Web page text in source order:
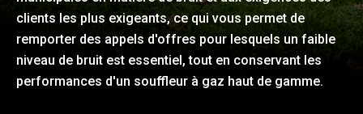
clients les plus exigeants, ce qui vous permet de
remporter des appels d'offres pour lesquels un faible
niveau de bruit est essentiel, tout en conservant les
performances d'un souffleur à gaz haut de gamme.